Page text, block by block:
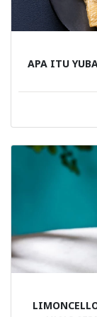
APA ITU